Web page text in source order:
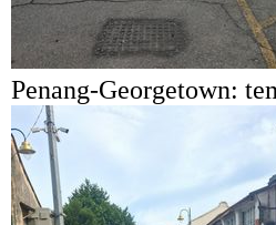
Penang-Georgetown: